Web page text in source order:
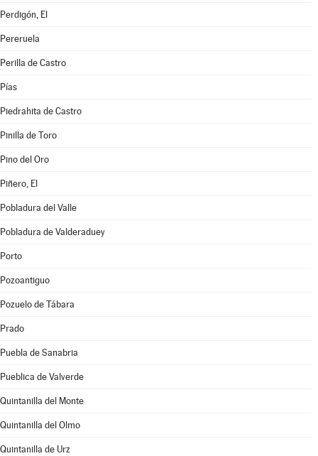
Perdigón, El
Pereruela
Perilla de Castro
Pías
Piedrahita de Castro
Pinilla de Toro
Pino del Oro
Piñero, El
Pobladura del Valle
Pobladura de Valderaduey
Porto
Pozoantiguo
Pozuelo de Tábara
Prado
Puebla de Sanabria
Pueblica de Valverde
Quintanilla del Monte
Quintanilla del Olmo
Quintanilla de Urz